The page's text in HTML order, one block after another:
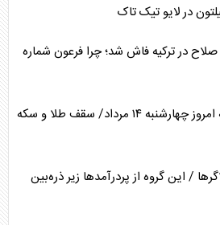
در لایو تیک تاک
در ترکیه فاش شد؛ چرا فرعون شماره
آخرین قیمت طلا و سکه امروز چهارشنبه ۱۴ مرداد/ سقف طلا و سکه
/ این گروه از پردرآمد‌ها زیر ذره‌بین